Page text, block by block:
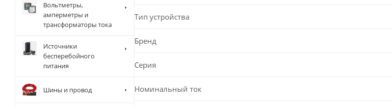
Тип устройства
Бренд
Серия
Номинальный ток
Вольтметры,
амперметры и
трансформаторы тока
Источники
бесперебойного
питания
Шины и провод